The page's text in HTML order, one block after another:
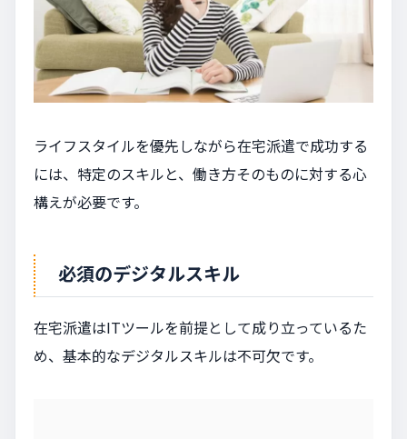
ライフスタイルを優先しながら在宅派遣で成功する
には、特定のスキルと、働き方そのものに対する心
構えが必要です。
必須のデジタルスキル
在宅派遣はITツールを前提として成り立っているた
め、基本的なデジタルスキルは不可欠です。